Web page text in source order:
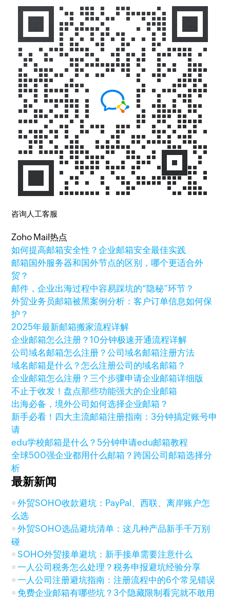
咨询人工客服
Zoho Mail热点
如何提高邮箱安全性？企业邮箱安全最佳实践
邮箱国外服务器和国外节点的区别，哪个更适合外
贸？
邮件，企业出海过程中容易踩坑的“隐秘”环节？
外贸业务员邮箱被黑案例分析：客户订单信息如何保
护？
2025年最新邮箱搬家流程详解
企业邮箱怎么注册？10分钟极速开通流程详解
公司域名邮箱怎么注册？公司域名邮箱注册方法
域名邮箱是什么？怎么注册公司的域名邮箱？
企业邮箱怎么注册？三个步骤申请企业邮箱详细版
不止于收发！盘点那些功能强大的企业邮箱
出海必备，境外公司如何选择企业邮箱？
新手必看！四大主流邮箱注册指南：3分钟搞定账号申
请
edu学校邮箱是什么？5分钟申请edu邮箱教程
全球500强企业都用什么邮箱？跨国公司邮箱选择分
析
最新新闻
外贸SOHO收款避坑：PayPal、西联、离岸账户怎
么选
外贸SOHO选品避坑清单：这几种产品新手千万别
碰
SOHO外贸接单避坑：新手接单需要注意什么
一人公司税务怎么处理？税务申报避坑经验分享
一人公司注册避坑指南：注册流程中的6个常见错误
免费企业邮箱有哪些坑？3个隐藏限制看完就不敢用